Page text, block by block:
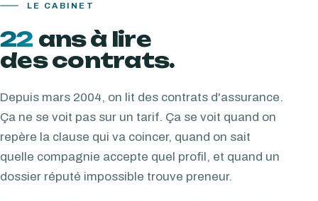
LE CABINET
22 ans à lire
des contrats.
Depuis mars 2004, on lit des contrats d'assurance.
Ça ne se voit pas sur un tarif. Ça se voit quand on
repère la clause qui va coincer, quand on sait
quelle compagnie accepte quel profil, et quand un
dossier réputé impossible trouve preneur.